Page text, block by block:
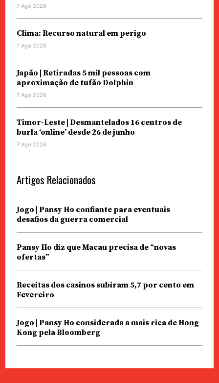
7 Ago 2026
Clima: Recurso natural em perigo
7 Ago 2026
Japão | Retiradas 5 mil pessoas com
aproximação de tufão Dolphin
7 Ago 2026
Timor-Leste | Desmantelados 16 centros de
burla ‘online’ desde 26 de junho
7 Ago 2026
Artigos Relacionados
Jogo | Pansy Ho confiante para eventuais
desafios da guerra comercial
Pansy Ho diz que Macau precisa de “novas
ofertas”
Receitas dos casinos subiram 5,7 por cento em
Fevereiro
Jogo | Pansy Ho considerada a mais rica de Hong
Kong pela Bloomberg